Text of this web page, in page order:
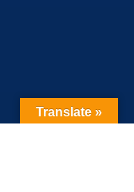
Translate »